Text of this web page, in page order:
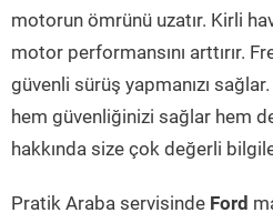
motorun ömrünü uzatır. Kirli
motor performansını arttırır.
güvenli sürüş yapmanızı
hem güvenliğinizi sağlar hem
hakkında size çok değerli
Pratik Araba servisinde Ford